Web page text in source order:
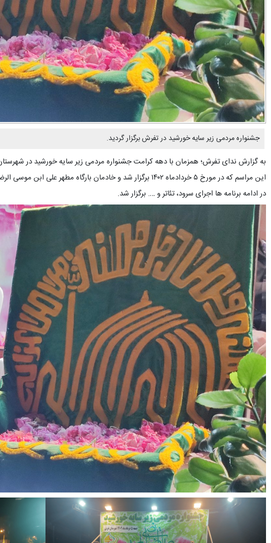
جشنواره مردمی زیر سایه خورشید در تفرش برگزار گردید.
به گزارش ندای تفرش؛ همزمان با دهه کرامت جشنواره مردمی زیر سایه خورشید در
این مراسم که در مورخ ۵ خردادماه ۱۴۰۲ برگزار شد و خادمان بارگاه مطهر علی ابن موسی الرضا علیه السلام و پرچم متبرک آستان قدس رضوی، مردم و مسئولین حضور داشتند.
در ادامه برنامه ها اجرای سرود، تئاتر و …. برگزار شد.